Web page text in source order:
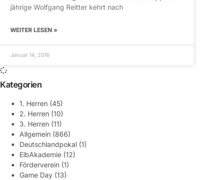
jährige Wolfgang Reitter kehrt nach
WEITER LESEN »
Januar 14, 2016
Kategorien
1. Herren (45)
2. Herren (10)
3. Herren (11)
Allgemein (866)
Deutschlandpokal (1)
ElbAkademie (12)
Förderverein (1)
Game Day (13)